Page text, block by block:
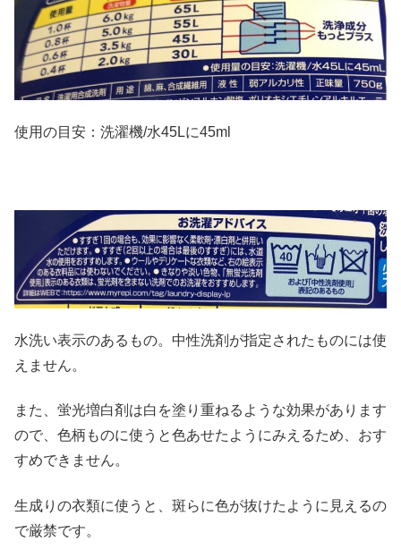
使用の目安：洗濯機/水45Lに45ml
水洗い表示のあるもの。中性洗剤が指定されたものには使
えません。
また、蛍光増白剤は白を塗り重ねるような効果があります
ので、色柄ものに使うと色あせたようにみえるため、おす
すめできません。
生成りの衣類に使うと、斑らに色が抜けたように見えるの
で厳禁です。